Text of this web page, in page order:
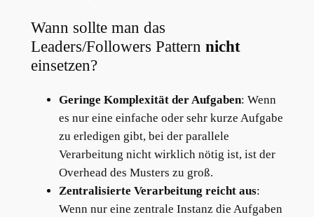
Wann sollte man das
Leaders/Followers Pattern nicht
einsetzen?
Geringe Komplexität der Aufgaben: Wenn
es nur eine einfache oder sehr kurze Aufgabe
zu erledigen gibt, bei der parallele
Verarbeitung nicht wirklich nötig ist, ist der
Overhead des Musters zu groß.
Zentralisierte Verarbeitung reicht aus:
Wenn nur eine zentrale Instanz die Aufgaben